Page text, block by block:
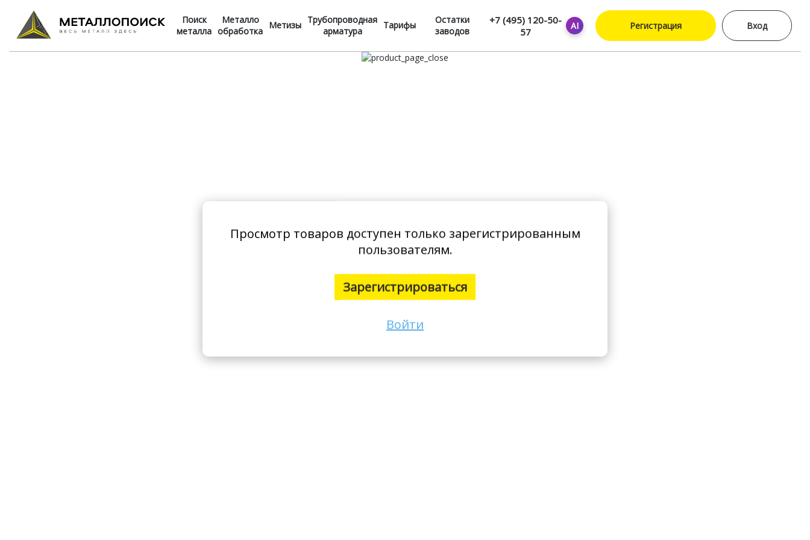
Поиск
металла
Металло
обработка Метизы Трубопроводная
арматура
Тарифы
Остатки
заводов
+7 (495) 120-50-
57
AI Регистрация Вход
Просмотр товаров доступен только зарегистрированным
пользователям.
Зарегистрироваться
Войти